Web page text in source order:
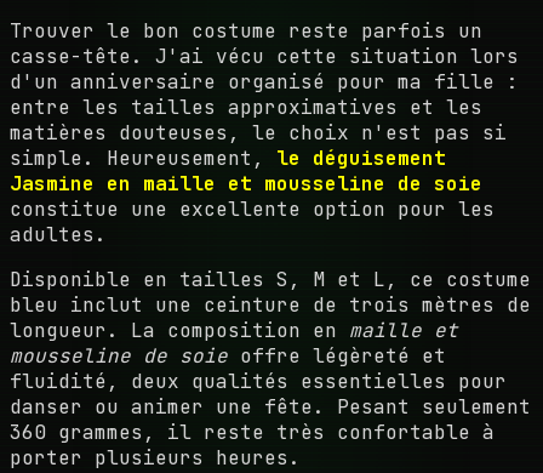
Trouver le bon costume reste parfois un
casse-tête. J'ai vécu cette situation lors
d'un anniversaire organisé pour ma fille :
entre les tailles approximatives et les
matières douteuses, le choix n'est pas si
simple. Heureusement, le déguisement
Jasmine en maille et mousseline de soie
constitue une excellente option pour les
adultes.
Disponible en tailles S, M et L, ce costume
bleu inclut une ceinture de trois mètres de
longueur. La composition en maille et
mousseline de soie offre légèreté et
fluidité, deux qualités essentielles pour
danser ou animer une fête. Pesant seulement
360 grammes, il reste très confortable à
porter plusieurs heures.